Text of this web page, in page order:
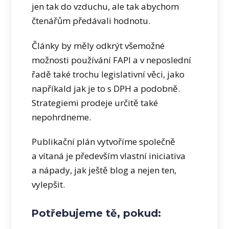
jen tak do vzduchu, ale tak abychom
čtenářům předávali hodnotu.
Články by měly odkrýt všemožné
možnosti používání FAPI a v neposlední
řadě také trochu legislativní věci, jako
napříkald jak je to s DPH a podobně.
Strategiemi prodeje určitě také
nepohrdneme.
Publikační plán vytvoříme společně
a vítaná je především vlastní iniciativa
a nápady, jak ještě blog a nejen ten,
vylepšit.
Potřebujeme tě, pokud: